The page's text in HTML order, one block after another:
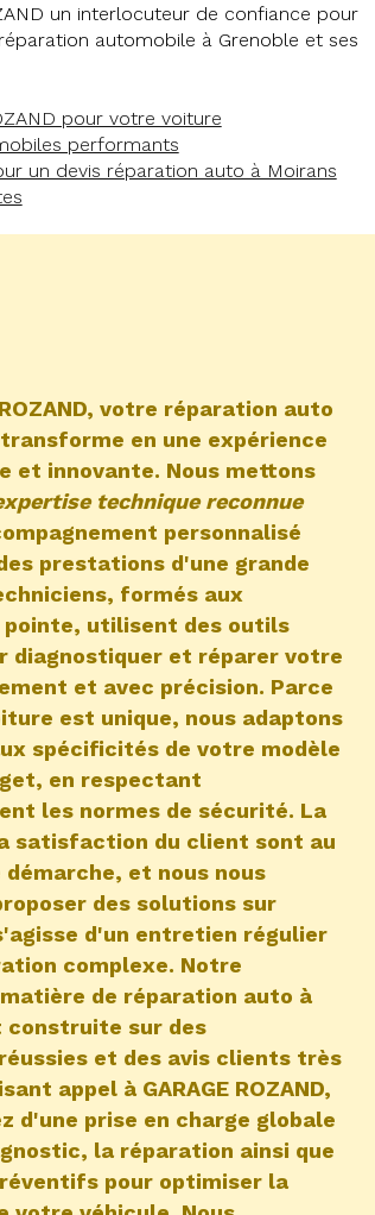
un interlocuteur de confiance pour
automobile à Grenoble et ses
pour votre voiture
performants
un devis réparation auto à Moirans
ROZAND, votre réparation auto
en une expérience
et innovante. Nous mettons
technique reconnue
personnalisé
prestations d'une grande
formés aux
pointe, utilisent des outils
diagnostiquer et réparer votre
et avec précision. Parce
est unique, nous adaptons
spécificités de votre modèle
en respectant
les normes de sécurité. La
satisfaction du client sont au
et nous nous
des solutions sur
d'un entretien régulier
complexe. Notre
de réparation auto à
construite sur des
et des avis clients très
appel à GARAGE ROZAND,
d'une prise en charge globale
la réparation ainsi que
pour optimiser la